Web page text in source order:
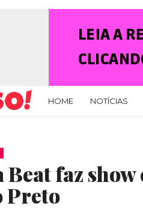
HOME NOTÍCIAS
Beat faz
Preto